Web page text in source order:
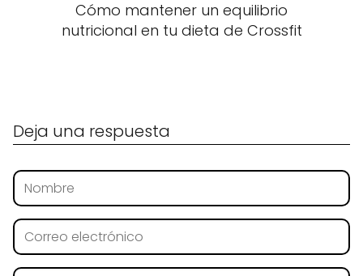
Cómo mantener un equilibrio
nutricional en tu dieta de Crossfit
Deja una respuesta